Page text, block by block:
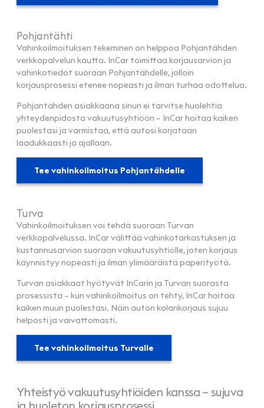
Pohjantähti
Vahinkoilmoituksen tekeminen on helppoa Pohjantähden
verkkopalvelun kautta. InCar toimittaa korjausarvion ja
vahinkotiedot suoraan Pohjantähdelle, jolloin
korjausprosessi etenee nopeasti ja ilman turhaa odottelua.
Pohjantähden asiakkaana sinun ei tarvitse huolehtia
yhteydenpidosta vakuutusyhtiöön – InCar hoitaa kaiken
puolestasi ja varmistaa, että autosi korjataan
laadukkaasti ja ajallaan.
Tee vahinkoilmoitus Pohjantähdelle
Turva
Vahinkoilmoituksen voi tehdä suoraan Turvan
verkkopalvelussa. InCar välittää vahinkotarkastuksen ja
kustannusarvion suoraan vakuutusyhtiölle, joten korjaus
käynnistyy nopeasti ja ilman ylimääräistä paperityötä.
Turvan asiakkaat hyötyvät InCarin ja Turvan suorasta
prosessista – kun vahinkoilmoitus on tehty, InCar hoitaa
kaiken muun puolestasi. Näin auton kolarikorjaus sujuu
helposti ja vaivattomasti.
Tee vahinkoilmoitus Turvalle
Yhteistyö vakuutusyhtiöiden kanssa – sujuva